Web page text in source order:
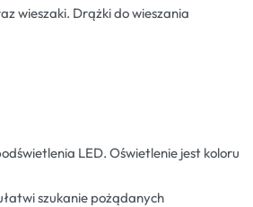
wieszaki. Drążki do wieszania
LED. Oświetlenie jest koloru
szukanie pożądanych